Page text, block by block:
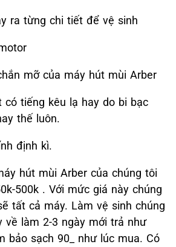
ra từng chi tiết để vệ sinh
mỡ của máy hút mùi Arber
có tiếng kêu lạ hay do bi bạc
thế luôn.
định kì.
hút mùi Arber của chúng tôi
500k . Với mức giá này chúng
tất cả máy. Làm vệ sinh chúng
về làm 2-3 ngày mới trả như
bảo sạch 90_ như lúc mua. Có